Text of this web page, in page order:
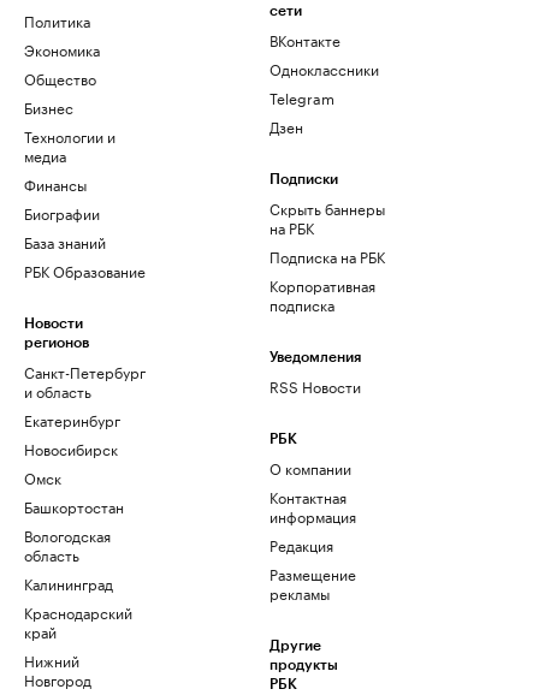
Политика
Экономика
Общество
Бизнес
Технологии и
медиа
Финансы
Биографии
База знаний
РБК Образование
Новости
регионов
Санкт-Петербург
и область
Екатеринбург
Новосибирск
Омск
Башкортостан
Вологодская
область
Калининград
Краснодарский
край
Нижний
Новгород
сети
ВКонтакте
Одноклассники
Telegram
Дзен
Подписки
Скрыть баннеры
на РБК
Подписка на РБК
Корпоративная
подписка
Уведомления
RSS Новости
РБК
О компании
Контактная
информация
Редакция
Размещение
рекламы
Другие
продукты
РБК